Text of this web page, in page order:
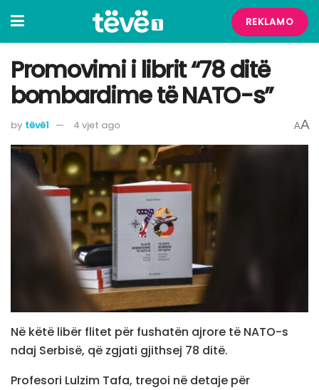
REKLAMO
Promovimi i librit “78 ditë
bombardime të NATO-s”
by tëvë1 4 vjet ago AA
Në këtë libër flitet për fushatën ajrore të NATO-s
ndaj Serbisë, që zgjati gjithsej 78 ditë.
Profesori Lulzim Tafa, tregoi në detaje për